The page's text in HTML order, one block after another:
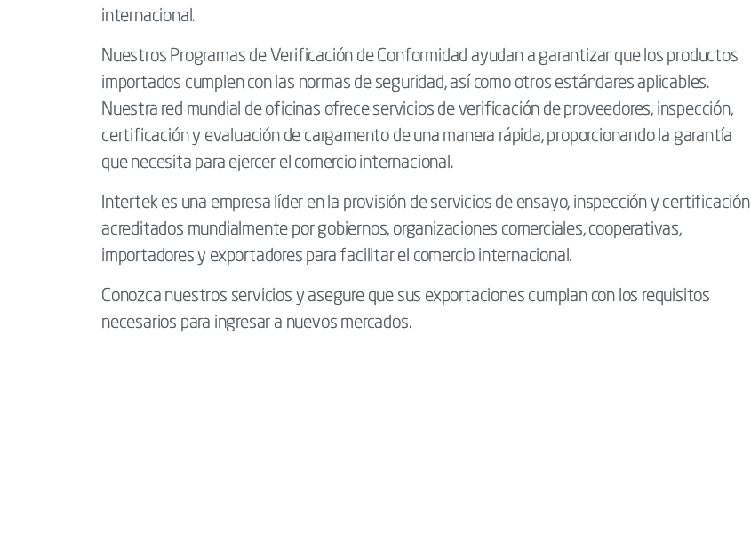
internacional.
Nuestros Programas de Verificación de Conformidad ayudan a garantizar que los productos
importados cumplen con las normas de seguridad, así como otros estándares aplicables.
Nuestra red mundial de oficinas ofrece servicios de verificación de proveedores, inspección,
certificación y evaluación de cargamento de una manera rápida, proporcionando la garantía
que necesita para ejercer el comercio internacional.
Intertek es una empresa líder en la provisión de servicios de ensayo, inspección y certificación
acreditados mundialmente por gobiernos, organizaciones comerciales, cooperativas,
importadores y exportadores para facilitar el comercio internacional.
Conozca nuestros servicios y asegure que sus exportaciones cumplan con los requisitos
necesarios para ingresar a nuevos mercados.